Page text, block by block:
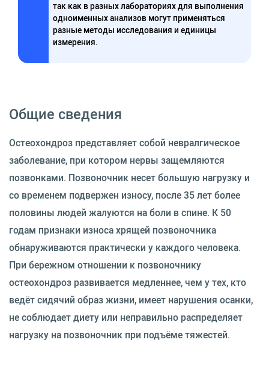
так как в разных лабораториях для выполнения
одноименных анализов могут применяться
разные методы исследования и единицы
измерения.
Общие сведения
Остеохондроз представляет собой невралгическое
заболевание, при котором нервы защемляются
позвонками. Позвоночник несет большую нагрузку и
со временем подвержен износу, после 35 лет более
половины людей жалуются на боли в спине. К 50
годам признаки износа хрящей позвоночника
обнаруживаются практически у каждого человека.
При бережном отношении к позвоночнику
остеохондроз развивается медленнее, чем у тех, кто
ведёт сидячий образ жизни, имеет нарушения осанки,
не соблюдает диету или неправильно распределяет
нагрузку на позвоночник при подъёме тяжестей.